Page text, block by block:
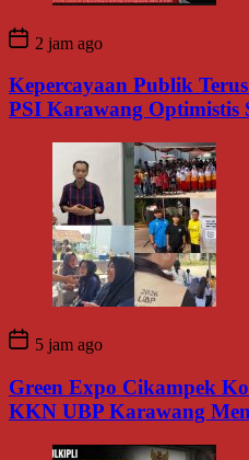
2 jam ago
Kepercayaan Publik
PSI Karawang Optimistis
5 jam ago
Green Expo Cikampek
KKN UBP Karawang